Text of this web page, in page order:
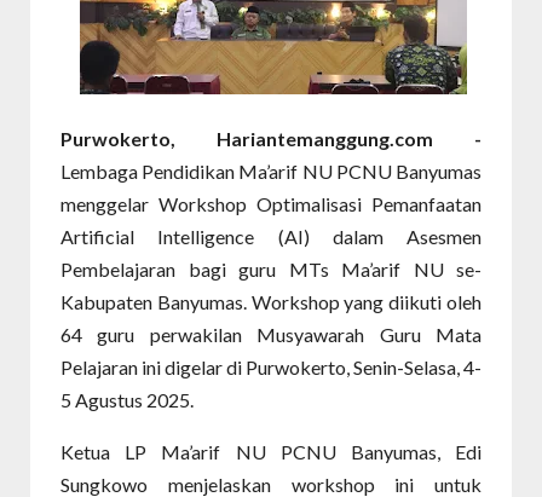
Purwokerto, Hariantemanggung.com -
Lembaga Pendidikan Ma’arif NU PCNU Banyumas
menggelar Workshop Optimalisasi Pemanfaatan
Artificial Intelligence (AI) dalam Asesmen
Pembelajaran bagi guru MTs Ma’arif NU se-
Kabupaten Banyumas. Workshop yang diikuti oleh
64 guru perwakilan Musyawarah Guru Mata
Pelajaran ini digelar di Purwokerto, Senin-Selasa, 4-
5 Agustus 2025.
Ketua LP Ma’arif NU PCNU Banyumas, Edi
Sungkowo menjelaskan workshop ini untuk